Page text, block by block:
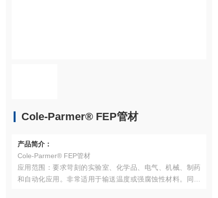
Cole-Parmer® FEP管材
产品简介：
Cole-Parmer® FEP管材
应用范围：要求苛刻的实验室、化学品、电气、机械、制药
和自动化应用。非常适用于输送温度或强腐蚀性材料。同样